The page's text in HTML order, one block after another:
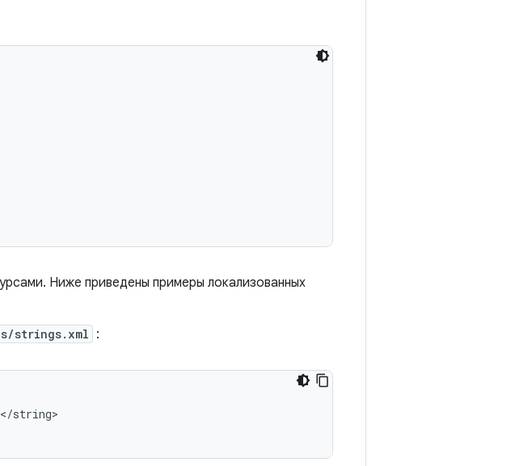
Ниже приведены примеры локализованных
strings.xml :
string>